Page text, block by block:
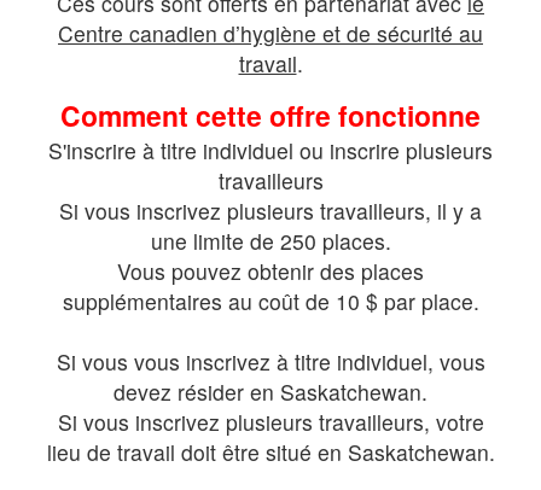
Centre canadien d’hygiène et de sécurité au
travail.
Comment cette offre fonctionne
S'inscrire à titre individuel ou inscrire plusieurs
travailleurs
Si vous inscrivez plusieurs travailleurs, il y a
une limite de 250 places.
Vous pouvez obtenir des places
supplémentaires au coût de 10 $ par place.
Si vous vous inscrivez à titre individuel, vous
devez résider en Saskatchewan.
Si vous inscrivez plusieurs travailleurs, votre
lieu de travail doit être situé en Saskatchewan.